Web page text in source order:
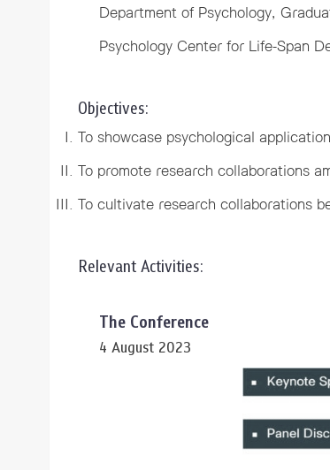
Department of Psychology,
Psychology Center for Life-Span
Objectives:
To showcase psychological
To promote research collaborations
To cultivate research collaborations
Relevant Activities:
The Conference
4 August 2023